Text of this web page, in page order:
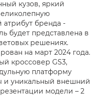
кузов, яркий
бренда -
будет представлена в
решениях.
на март 2024 года.
кроссовер GS3,
платформу
и уникальный внешний
модели – 2